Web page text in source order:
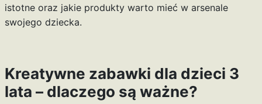
istotne oraz jakie produkty warto mieć w arsenale
swojego dziecka.
Kreatywne zabawki dla dzieci 3
lata – dlaczego są ważne?